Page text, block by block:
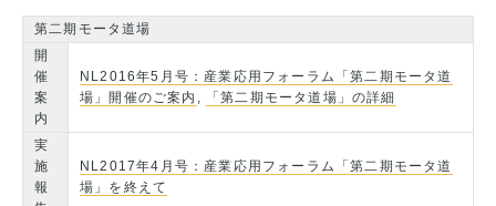
第二期モータ道場
開
催
案
内
NL2016年5月号：産業応用フォーラム「第二期モータ道
場」開催のご案内 , 「第二期モータ道場」の詳細
実
施
報
NL2017年4月号：産業応用フォーラム「第二期モータ道
場」を終えて